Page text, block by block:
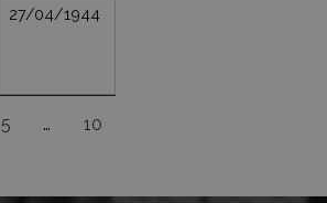
27/04/1944
5 … 10